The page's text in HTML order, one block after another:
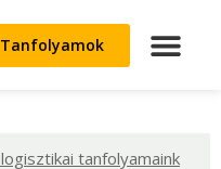
Tanfolyamok
tanfolyamaink